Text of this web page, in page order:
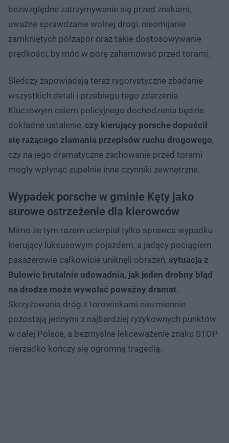
bezwzględne zatrzymywanie się przed znakami,
uważne sprawdzanie wolnej drogi, nieomijanie
zamkniętych półzapór oraz takie dostosowywanie
prędkości, by móc w porę zahamować przed torami.
Śledczy zapowiadają teraz rygorystyczne zbadanie
wszystkich detali i przebiegu tego zdarzenia.
Kluczowym celem policyjnego dochodzenia będzie
dokładne ustalenie, czy kierujący porsche dopuścił
się rażącego złamania przepisów ruchu drogowego,
czy na jego dramatyczne zachowanie przed torami
mogły wpłynąć zupełnie inne czynniki zewnętrzne.
Wypadek porsche w gminie Kęty jako
surowe ostrzeżenie dla kierowców
Mimo że tym razem ucierpiał tylko sprawca wypadku
kierujący luksusowym pojazdem, a jadący pociągiem
pasażerowie całkowicie uniknęli obrażeń, sytuacja z
Bulowic brutalnie udowadnia, jak jeden drobny błąd
na drodze może wywołać poważny dramat.
Skrzyżowania dróg z torowiskami niezmiennie
pozostają jednymi z najbardziej ryzykownych punktów
w całej Polsce, a bezmyślne lekceważenie znaku STOP
nierzadko kończy się ogromną tragedią.